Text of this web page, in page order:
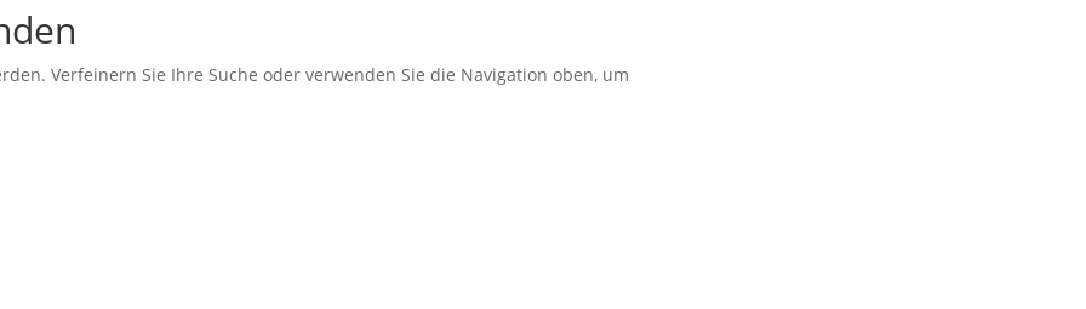
Verfeinern Sie Ihre Suche oder verwenden Sie die Navigation oben, um